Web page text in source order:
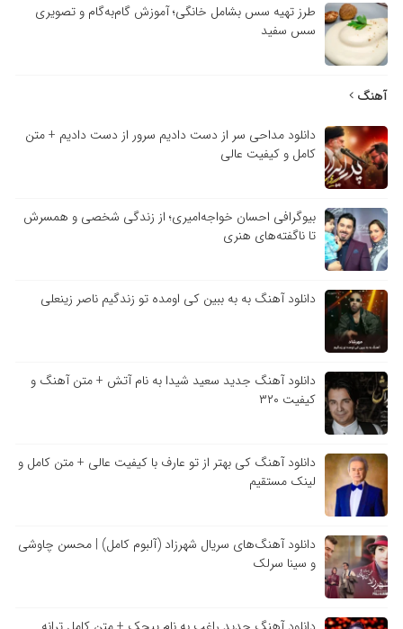
طرز تهیه سس بشامل خانگی؛ آموزش گام‌به‌گام و تصویری
سس سفید
آهنگ
دانلود مداحی سر از دست دادیم سرور از دست دادیم + متن
کامل و کیفیت عالی
بیوگرافی احسان خواجه‌امیری؛ از زندگی شخصی و همسرش
تا ناگفته‌های هنری
دانلود آهنگ به به ببین کی اومده تو زندگیم ناصر زینعلی
دانلود آهنگ جدید سعید شیدا به نام آتش + متن آهنگ و
کیفیت ۳۲۰
دانلود آهنگ کی بهتر از تو عارف با کیفیت عالی + متن کامل و
لینک مستقیم
دانلود آهنگ‌های سریال شهرزاد (آلبوم کامل) | محسن چاوشی
و سینا سرلک